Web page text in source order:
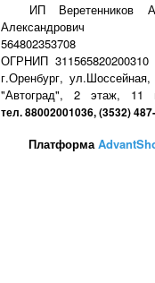
ИП Веретенников
564802353708
ОГРНИП 311565820200310
г.Оренбург,
"Автоград", 2 этаж, 11
тел. 88002001036, (3532)
Платформа